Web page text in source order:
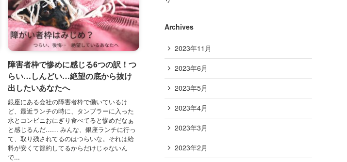
障害者枠で惨めに感じる6つの訳！つ
らい…しんどい…絶望の底から抜け
出したいあなたへ
銀座にある会社の障害者枠で働いているけ
ど、最近ランチの時に、タンブラーに入った
水とコンビニおにぎり食べてると惨めだなぁ
と感じるんだ…… みんな、銀座ランチに行っ
て、取り残されてるのはつらいな。それは給
料が安くて節約してるからだけじゃないん
で...
Archives
2023年11月
2023年6月
2023年5月
2023年4月
2023年3月
2023年2月